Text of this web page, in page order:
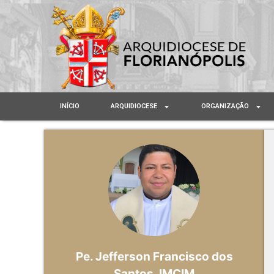
INÍCIO ARQUIDIOCESE ORGANIZAÇÃO
Pe. Jefferson Francisco dos